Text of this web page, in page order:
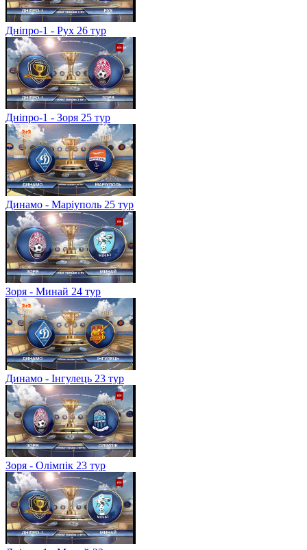
Дніпро-1 - Рух 26 тур
Дніпро-1 - Зоря 25 тур
Динамо - Маріуполь 25 тур
Зоря - Минай 24 тур
Динамо - Інгулець 23 тур
Зоря - Олімпік 23 тур